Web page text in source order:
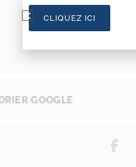
GOOGLE
CLIQUEZ ICI